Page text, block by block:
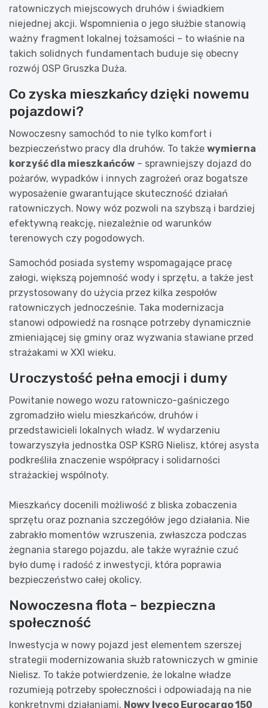
ratowniczych miejscowych druhów i świadkiem
niejednej akcji. Wspomnienia o jego służbie stanowią
ważny fragment lokalnej tożsamości – to właśnie na
takich solidnych fundamentach buduje się obecny
rozwój OSP Gruszka Duża.
Co zyska mieszkańcy dzięki nowemu
pojazdowi?
Nowoczesny samochód to nie tylko komfort i
bezpieczeństwo pracy dla druhów. To także wymierna
korzyść dla mieszkańców – sprawniejszy dojazd do
pożarów, wypadków i innych zagrożeń oraz bogatsze
wyposażenie gwarantujące skuteczność działań
ratowniczych. Nowy wóz pozwoli na szybszą i bardziej
efektywną reakcję, niezależnie od warunków
terenowych czy pogodowych.
Samochód posiada systemy wspomagające pracę
załogi, większą pojemność wody i sprzętu, a także jest
przystosowany do użycia przez kilka zespołów
ratowniczych jednocześnie. Taka modernizacja
stanowi odpowiedź na rosnące potrzeby dynamicznie
zmieniającej się gminy oraz wyzwania stawiane przed
strażakami w XXI wieku.
Uroczystość pełna emocji i dumy
Powitanie nowego wozu ratowniczo-gaśniczego
zgromadziło wielu mieszkańców, druhów i
przedstawicieli lokalnych władz. W wydarzeniu
towarzyszyła jednostka OSP KSRG Nielisz, której asysta
podkreśliła znaczenie współpracy i solidarności
strażackiej wspólnoty.
Mieszkańcy docenili możliwość z bliska zobaczenia
sprzętu oraz poznania szczegółów jego działania. Nie
zabrakło momentów wzruszenia, zwłaszcza podczas
żegnania starego pojazdu, ale także wyraźnie czuć
było dumę i radość z inwestycji, która poprawia
bezpieczeństwo całej okolicy.
Nowoczesna flota – bezpieczna
społeczność
Inwestycja w nowy pojazd jest elementem szerszej
strategii modernizowania służb ratowniczych w gminie
Nielisz. To także potwierdzenie, że lokalne władze
rozumieją potrzeby społeczności i odpowiadają na nie
konkretnymi działaniami. Nowy Iveco Eurocargo 150